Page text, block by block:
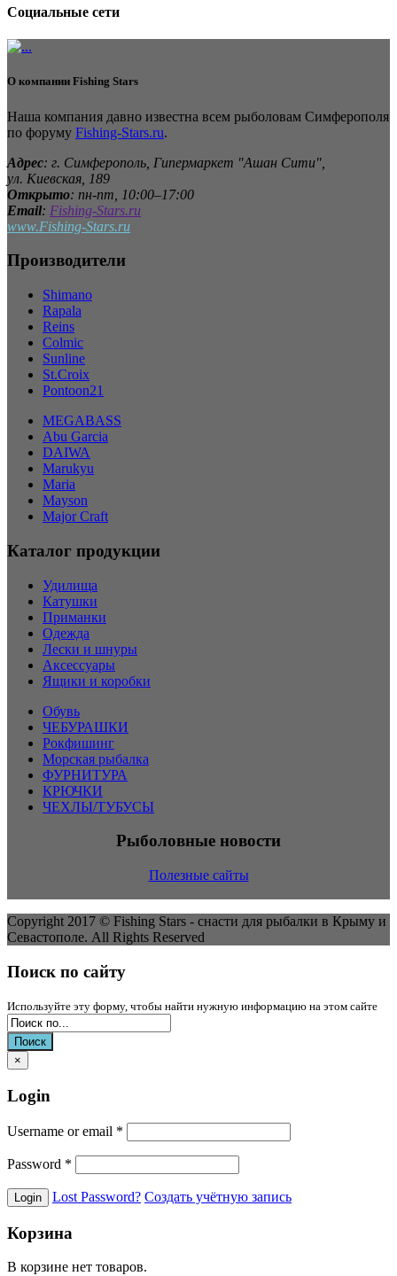
Социальные сети
О компании Fishing Stars
Наша компания давно известна всем рыболовам Симферополя
по форуму Fishing-Stars.ru.
Адрес: г. Симферополь, Гипермаркет "Ашан Сити",
ул. Киевская, 189
Открыто: пн-пт, 10:00–17:00
Email: Fishing-Stars.ru
www.Fishing-Stars.ru
Производители
Shimano
Rapala
Reins
Colmic
Sunline
St.Croix
Pontoon21
MEGABASS
Abu Garcia
DAIWA
Marukyu
Maria
Mayson
Major Craft
Каталог продукции
Удилища
Катушки
Приманки
Одежда
Лески и шнуры
Аксессуары
Ящики и коробки
Обувь
ЧЕБУРАШКИ
Рокфишинг
Морская рыбалка
ФУРНИТУРА
КРЮЧКИ
ЧЕХЛЫ/ТУБУСЫ
Рыболовные новости
Полезные сайты
Copyright 2017 © Fishing Stars - снасти для рыбалки в Крыму и
Севастополе. All Rights Reserved
Поиск по сайту
Используйте эту форму, чтобы найти нужную информацию на этом сайте
Поиск
×
Login
Username or email *
Password *
Lost Password? Создать учётную запись
Корзина
В корзине нет товаров.